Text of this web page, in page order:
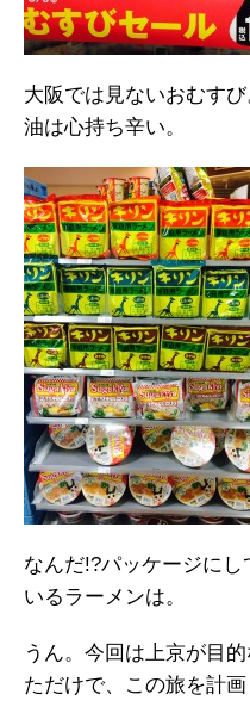
大阪では見ないおむす
油は心持ち辛い。
なんだ!?パッケージに
いるラーメンは。
うん。今回は上京が目
ただけで、この旅を計